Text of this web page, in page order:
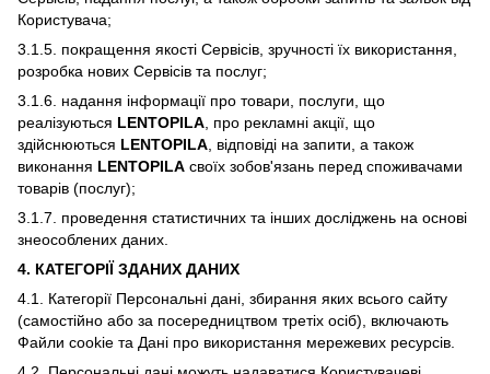
Користувача;
3.1.5. покращення якості Сервісів, зручності їх використання,
розробка нових Сервісів та послуг;
3.1.6. надання інформації про товари, послуги, що
реалізуються LENTOPILA , про рекламні акції, що
здійснюються LENTOPILA , відповіді на запити, а також
виконання LENTOPILA своїх зобов'язань перед споживачами
товарів (послуг);
3.1.7. проведення статистичних та інших досліджень на основі
знеособлених даних.
4. КАТЕГОРІЇ ЗДАНИХ ДАНИХ
4.1. Категорії Персональні дані, збирання яких всього сайту
(самостійно або за посередництвом третіх осіб), включають
Файли cookie та Дані про використання мережевих ресурсів.